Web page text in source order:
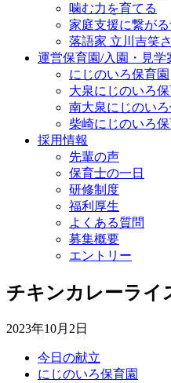
噛む力を育てる
家庭支援に繋が
落語家 立川吉笑
運営保育園/入園・見学
にじのいろ保育園
大泉にじのいろ保
南大泉にじのいろ
柴崎にじのいろ保
採用情報
先輩の声
保育士の一日
研修制度
福利厚生
よくある質問
募集概要
エントリー
チキンカレーライ
2023年10月2日
今日の献立
にじのいろ保育園